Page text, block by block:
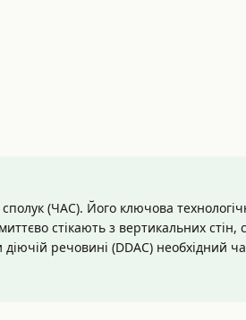
(ЧАС). Його ключова
стікають з вертикальних стін,
речовині (DDAC) необхідний